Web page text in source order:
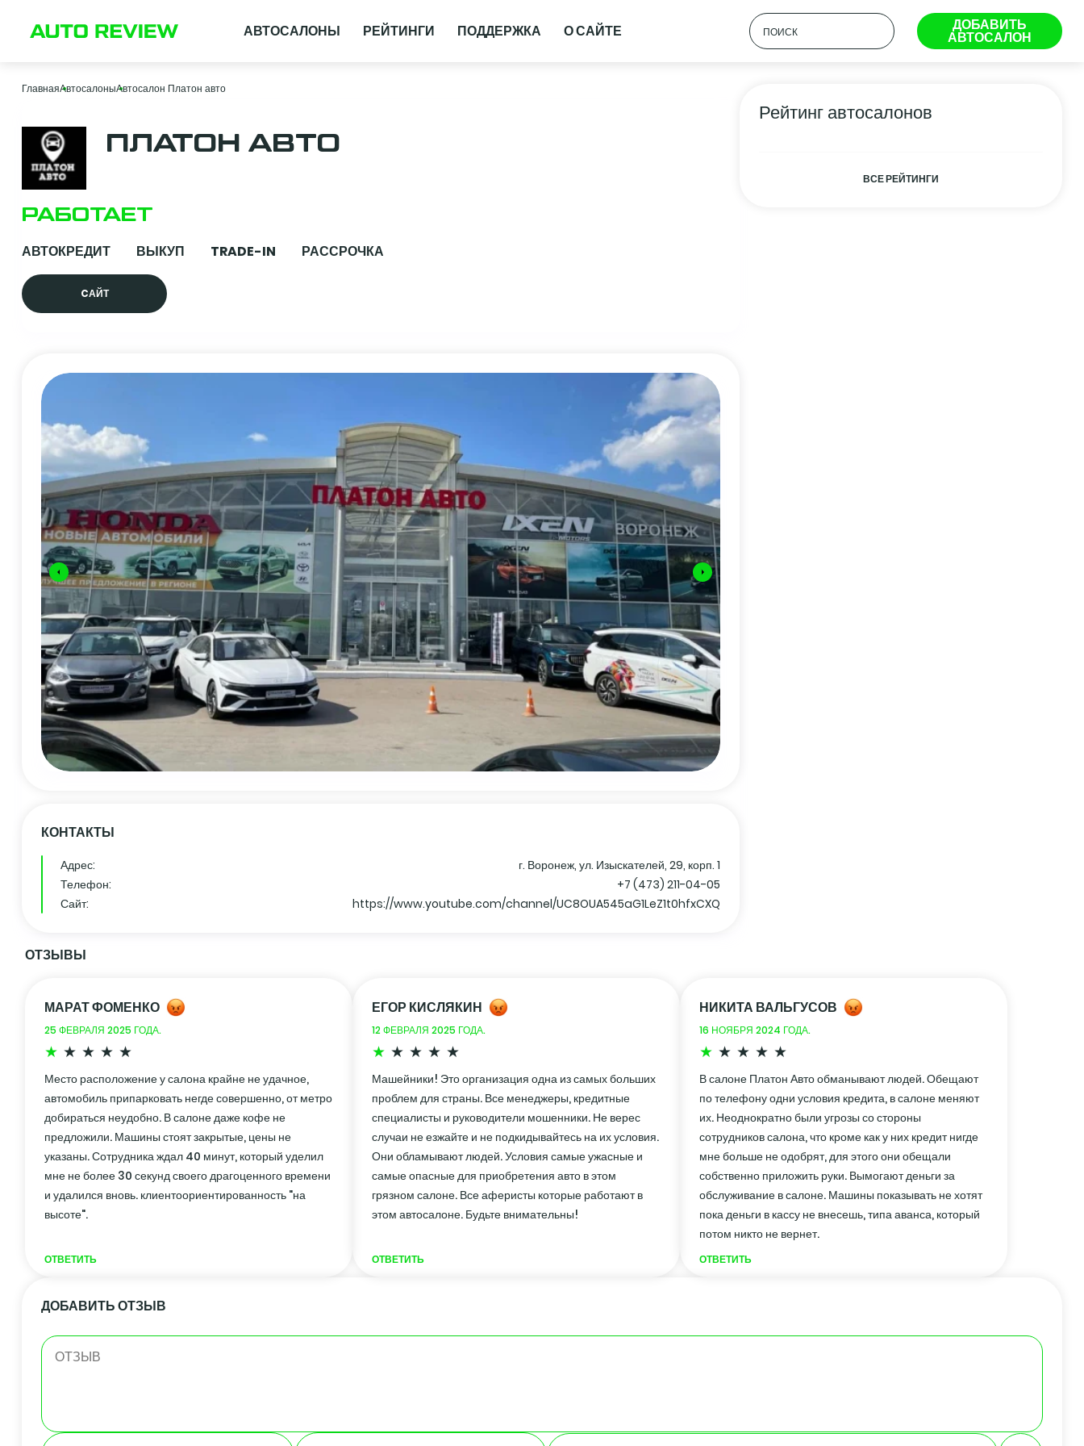
АВТОСАЛОНЫ РЕЙТИНГИ ПОДДЕРЖКА О САЙТЕ ДОБАВИТЬ
АВТОСАЛОН
ГлавнаяАвтосалоныАвтосалон Платон авто
ПЛАТОН АВТО
РАБОТАЕТ
АВТОКРЕДИТ ВЫКУП TRADE-IN РАССРОЧКА
CАЙТ
КОНТАКТЫ
Адрес:
г. Воронеж, ул. Изыскателей, 29, корп. 1
Телефон:
+7 (473) 211-04-05
Сайт:
https://www.youtube.com/channel/UC8OUA545aG1LeZ1t0hfxCXQ
Рейтинг автосалонов
ВСЕ РЕЙТИНГИ
ОТЗЫВЫ
МАРАТ ФОМЕНКО
25 ФЕВРАЛЯ 2025 ГОДА.
Место расположение у салона крайне не удачное,
автомобиль припарковать негде совершенно, от метро
добираться неудобно. В салоне даже кофе не
предложили. Машины стоят закрытые, цены не
указаны. Сотрудника ждал 40 минут, который уделил
мне не более 30 секунд своего драгоценного времени
и удалился вновь. клиентоориентированность "на
высоте".
ОТВЕТИТЬ
ЕГОР КИСЛЯКИН
12 ФЕВРАЛЯ 2025 ГОДА.
Машейники! Это организация одна из самых больших
проблем для страны. Все менеджеры, кредитные
специалисты и руководители мошенники. Не верес
случаи не езжайте и не подкидывайтесь на их условия.
Они обламывают людей. Условия самые ужасные и
самые опасные для приобретения авто в этом
грязном салоне. Все аферисты которые работают в
этом автосалоне. Будьте внимательны!
ОТВЕТИТЬ
НИКИТА ВАЛЬГУСОВ
16 НОЯБРЯ 2024 ГОДА.
В салоне Платон Авто обманывают людей. Обещают
по телефону одни условия кредита, в салоне меняют
их. Неоднократно были угрозы со стороны
сотрудников салона, что кроме как у них кредит нигде
мне больше не одобрят, для этого они обещали
собственно приложить руки. Вымогают деньги за
обслуживание в салоне. Машины показывать не хотят
пока деньги в кассу не внесешь, типа аванса, который
потом никто не вернет.
ОТВЕТИТЬ
ДОБАВИТЬ ОТЗЫВ